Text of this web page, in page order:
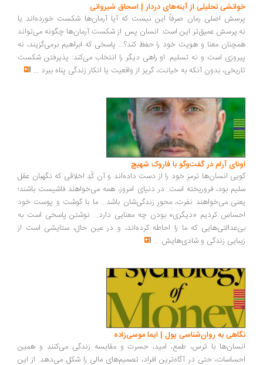
تحلیلی از آینه‌های دردار | اسحاق شیروانی
اصلی رمان صرفاً این نیست که آیا آرمان‌ها شکست خورده‌اند یا
عمیق‌تر این است: انسان پس از شکست آرمان‌ها چگونه می‌تواند
معنا و هویت خود را حفظ کند؟... پاسخی که ابراهیم برمی‌گزیند، نه
است و نه تسلیم. او راهی دیگر را انتخاب می‌کند: پذیرفتن شکست
بدون آنکه به خیانت، گریز از واقعیت یا انکار زندگی پناه ببرد...
آرام در گفت‌وگو با فاروک شهیچ‭
انسان‌ها ترمزِ خود را از دست داده‌اند و آن کُدِ اخلاقی که نگهبان عقل
بود، فروریخته است. در دنیای امروز، همه می‌خواهند فاشیست باشند؛
می‌خواهند نفرت، محورِ زندگی‌شان باشد... ما با گوشت و پوست خود
کردیم «دیگری» بودن چه معنایی دارد... نوشتن پاسخی است به
که ما را احاطه کرده‌اند، و در عین حال، ستایشی است از
زندگی و شادی‌هایش...
به روان‌شناسی پول | ایما موسی‌زاده
با ترس، طمع، امید، حسرت و مقایسه زندگی می‌کنند و همین
حتی در آگاه‌ترین افراد، تصمیم‌های مالی را شکل می‌دهد. از این